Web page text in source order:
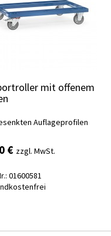
mit offenem
Auflageprofilen
€ zzgl. MwSt.
01600581